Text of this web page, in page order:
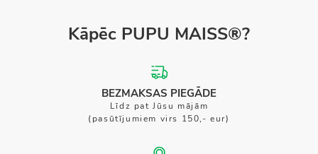
Kāpēc PUPU MAISS®?
BEZMAKSAS PIEGĀDE
Līdz pat Jūsu mājām
(pasūtījumiem virs 150,- eur)